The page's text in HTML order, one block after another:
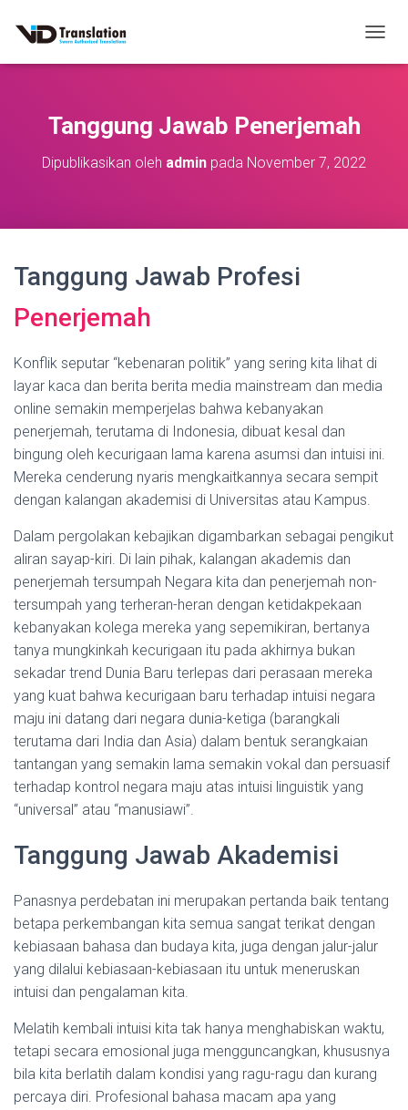
O
Tanggung Jawab Penerjemah
Dipublikasikan oleh admin pada November 7, 2022
Tanggung Jawab Profesi
Penerjemah
Konflik seputar “kebenaran politik” yang sering kita lihat di
layar kaca dan berita berita media mainstream dan media
online semakin memperjelas bahwa kebanyakan
penerjemah, terutama di Indonesia, dibuat kesal dan
bingung oleh kecurigaan lama karena asumsi dan intuisi ini.
Mereka cenderung nyaris mengkaitkannya secara sempit
dengan kalangan akademisi di Universitas atau Kampus.
Dalam pergolakan kebajikan digambarkan sebagai pengikut
aliran sayap-kiri. Di lain pihak, kalangan akademis dan
penerjemah tersumpah Negara kita dan penerjemah non-
tersumpah yang terheran-heran dengan ketidakpekaan
kebanyakan kolega mereka yang sepemikiran, bertanya
tanya mungkinkah kecurigaan itu pada akhirnya bukan
sekadar trend Dunia Baru terlepas dari perasaan mereka
yang kuat bahwa kecurigaan baru terhadap intuisi negara
maju ini datang dari negara dunia-ketiga (barangkali
terutama dari India dan Asia) dalam bentuk serangkaian
tantangan yang semakin lama semakin vokal dan persuasif
terhadap kontrol negara maju atas intuisi linguistik yang
“universal” atau “manusiawi”.
Tanggung Jawab Akademisi
Panasnya perdebatan ini merupakan pertanda baik tentang
betapa perkembangan kita semua sangat terikat dengan
kebiasaan bahasa dan budaya kita, juga dengan jalur-jalur
yang dilalui kebiasaan-kebiasaan itu untuk meneruskan
intuisi dan pengalaman kita.
Melatih kembali intuisi kita tak hanya menghabiskan waktu,
tetapi secara emosional juga mengguncangkan, khususnya
bila kita berlatih dalam kondisi yang ragu-ragu dan kurang
percaya diri. Profesional bahasa macam apa yang